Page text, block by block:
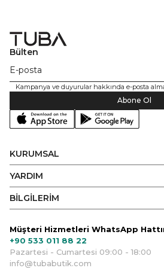
Bülten
Kampanya ve duyurular hakkında e-posta
Abone Ol
KURUMSAL
YARDIM
BİLGİLERİM
Müşteri Hizmetleri WhatsApp
+90 533 011 88 22
Pazartesi - Cumartesi 09:00 - 18:00
info@tubabutik.com